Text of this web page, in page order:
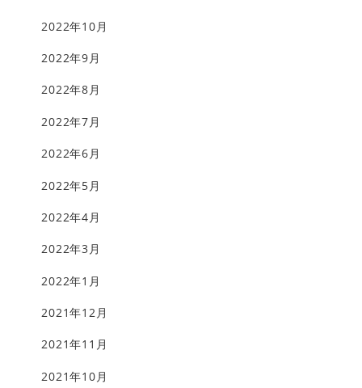
2022年10月
2022年9月
2022年8月
2022年7月
2022年6月
2022年5月
2022年4月
2022年3月
2022年1月
2021年12月
2021年11月
2021年10月